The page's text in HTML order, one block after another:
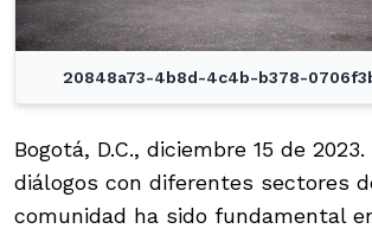
20848a73-4b8d-4c4b-b378-
Bogotá, D.C., diciembre 15 de
diálogos con diferentes sectores
comunidad ha sido fundamental